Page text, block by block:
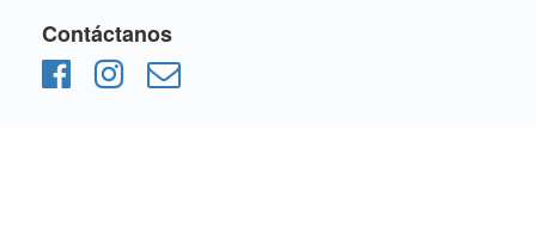
Contáctanos